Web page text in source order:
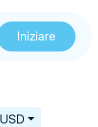
Iniziare
USD